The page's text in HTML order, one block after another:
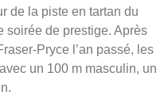
de la piste en tartan du
soirée de prestige. Après
Pryce l’an passé, les
un 100 m masculin, un